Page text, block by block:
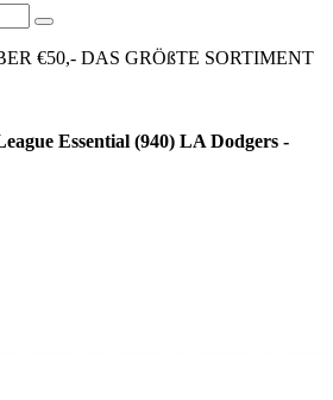
€50,- DAS GRÖßTE SORTIMENT
Essential (940) LA Dodgers -